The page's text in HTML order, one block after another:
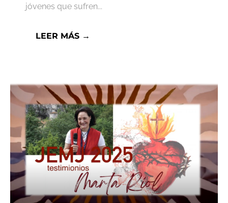
jóvenes que sufren...
LEER MÁS →